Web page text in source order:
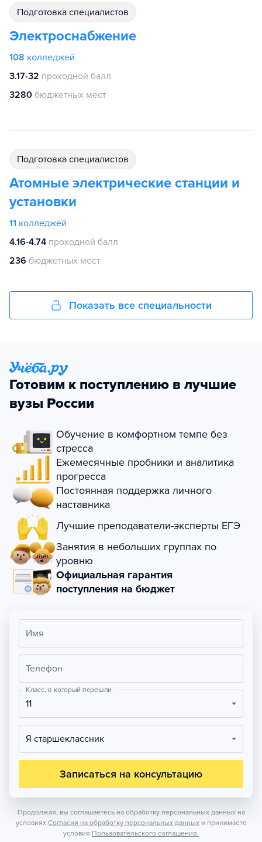
подготовка специалистов
Электроснабжение
108 колледжей
3.17-32 проходной балл
3280 бюджетных мест
подготовка специалистов
Атомные электрические станции и
установки
11 колледжей
4.16-4.74 проходной балл
236 бюджетных мест
Показать все специальности
Готовим к поступлению в лучшие
вузы России
Обучение в комфортном темпе без
стресса
Ежемесячные пробники и аналитика
прогресса
Постоянная поддержка личного
наставника
Лучшие преподаватели-эксперты ЕГЭ
Занятия в небольших группах по
уровню
Официальная гарантия
поступления на бюджет
Имя
Телефон
Класс, в который перешли
11
Я старшеклассник
Записаться на консультацию
Продолжая, вы соглашаетесь на обработку персональных данных на
условиях Согласия на обработку персональных данных и принимаете
условия Пользовательского соглашения.